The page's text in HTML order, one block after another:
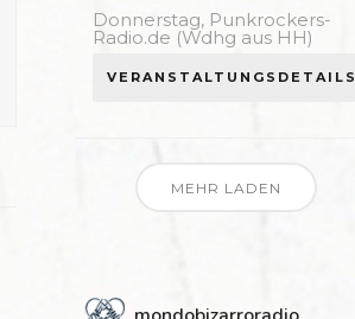
Donnerstag, Punkrockers-
Radio.de (Wdhg aus HH)
VERANSTALTUNGSDETAILS
MEHR LADEN